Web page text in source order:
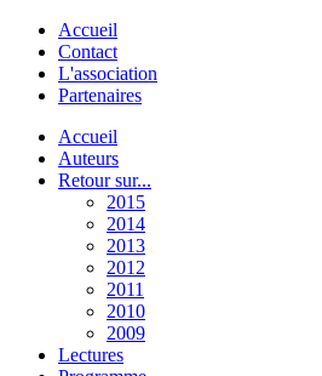
Accueil
Contact
L'association
Partenaires
Accueil
Auteurs
Retour sur...
2015
2014
2013
2012
2011
2010
2009
Lectures